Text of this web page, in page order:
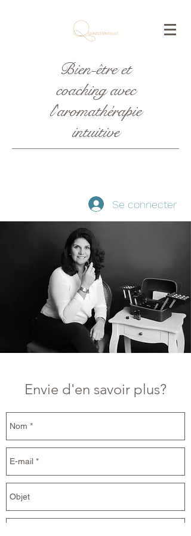
Bien-être et
coaching avec
l'aromathérapie
intuitive
Se connecter
Envie d'en savoir plus?